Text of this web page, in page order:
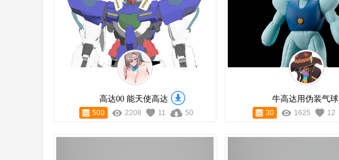
高达00 能天使高达
500 2208 11 50
牛高达用伪装气球
30 1625 12